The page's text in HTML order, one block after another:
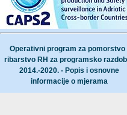
Operativni program za pomorstvo
ribarstvo RH za programsko
2014.-2020. - Popis i osnovne
informacije o mjerama